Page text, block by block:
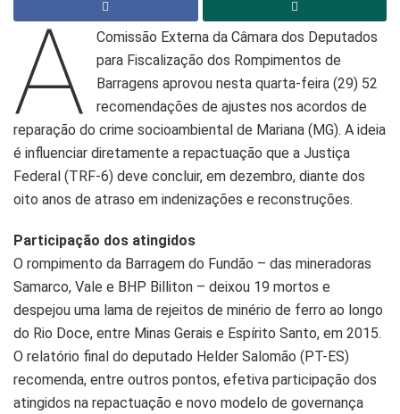
A
Comissão Externa da Câmara dos Deputados
para Fiscalização dos Rompimentos de
Barragens aprovou nesta quarta-feira (29) 52
recomendações de ajustes nos acordos de
reparação do crime socioambiental de Mariana (MG). A ideia
é influenciar diretamente a repactuação que a Justiça
Federal (TRF-6) deve concluir, em dezembro, diante dos
oito anos de atraso em indenizações e reconstruções.
Participação dos atingidos
O rompimento da Barragem do Fundão – das mineradoras
Samarco, Vale e BHP Billiton – deixou 19 mortos e
despejou uma lama de rejeitos de minério de ferro ao longo
do Rio Doce, entre Minas Gerais e Espírito Santo, em 2015.
O relatório final do deputado Helder Salomão (PT-ES)
recomenda, entre outros pontos, efetiva participação dos
atingidos na repactuação e novo modelo de governança